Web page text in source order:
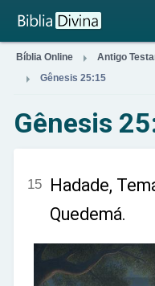
Bíblia Online  Antigo
 Gênesis 25:15
Gênesis
15 Hadade,
Quedemá.